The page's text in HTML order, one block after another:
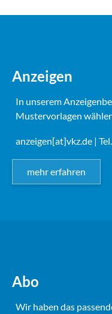
Anzeigen
In unserem
Mustervorlagen
anzeigen[at]vkz.de |
mehr erfahren
Abo
Wir haben das